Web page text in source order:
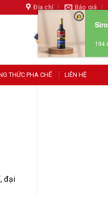
Địa chỉ Báo giá
HOTLINE 24/7
096 345 9192
THỨC PHA CHẾ LIÊN HỆ
đại